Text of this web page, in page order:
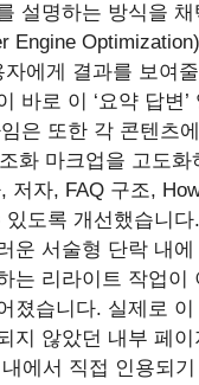
설명하는 방식을 채
Engine
에게 결과를 보여
바로 이 ‘요약 답변
은 또한 각 콘텐츠
화 마크업을 고도화
저자, FAQ 구조,
있도록 개선했습니
운 서술형 단락 내에
는 리라이트 작업이
졌습니다. 실제로 이
지 않았던 내부 페이
에서 직접 인용되